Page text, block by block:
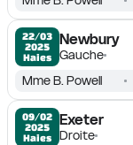
22/03
2025
Haies
Newbury
Gauche
Mme B. Powell
09/02
2025
Haies
Exeter
Droite